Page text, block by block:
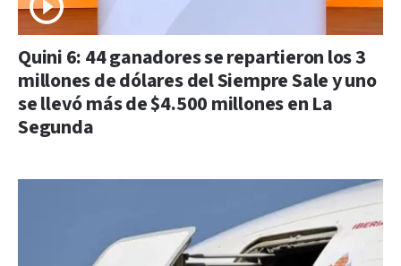
Quini 6: 44 ganadores se repartieron los 3
millones de dólares del Siempre Sale y uno
se llevó más de $4.500 millones en La
Segunda